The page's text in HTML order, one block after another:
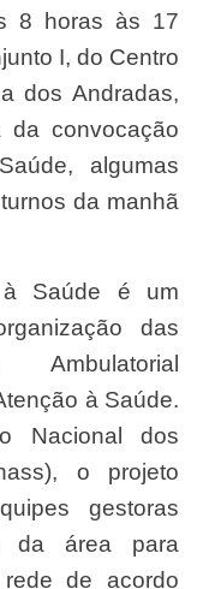
8 horas às 17
I, do Centro
dos Andradas,
da convocação
algumas
da manhã
das
à Saúde.
Nacional dos
o projeto
gestoras
da área para
de acordo